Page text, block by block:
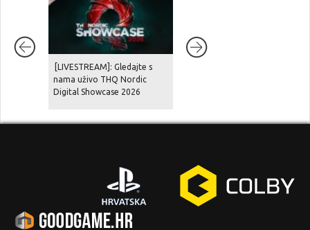
[LIVESTREAM]: Gledajte s
nama uživo THQ Nordic
Digital Showcase 2026